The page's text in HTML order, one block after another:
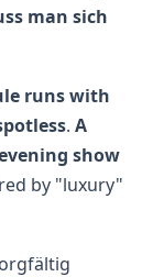
man sich
runs with
. A
show
by "luxury"